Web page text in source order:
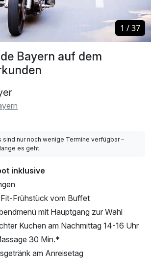
Bayern auf dem
1 /37
1 /37
sind nur noch wenige Termine verfügbar –
es geht.
inklusive
Frühstück vom Buffet
mit Hauptgang zur Wahl
Kuchen am Nachmittag 14-16 Uhr
30 Min.*
am Anreisetag